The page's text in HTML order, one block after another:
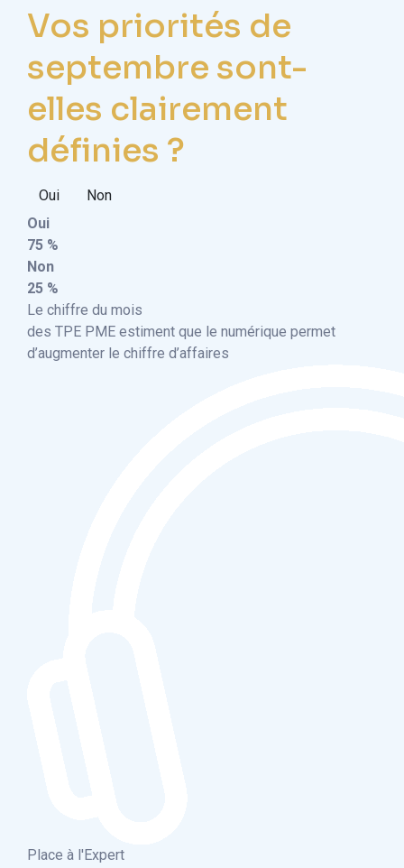
Vos priorités de
septembre sont-
elles clairement
définies ?
Oui
Non
Oui
75 %
Non
25 %
Le chiffre du mois
des TPE PME estiment que le numérique permet
d’augmenter le chiffre d’affaires
Place à l'Expert